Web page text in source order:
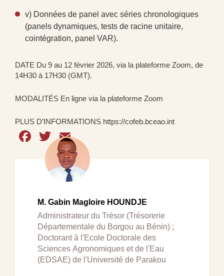
v) Données de panel avec séries chronologiques
(panels dynamiques, tests de racine unitaire,
cointégration, panel VAR).
DATE Du 9 au 12 février 2026, via la plateforme Zoom, de
14H30 à 17H30 (GMT).
MODALITÉS En ligne via la plateforme Zoom
PLUS D’INFORMATIONS https://cofeb.bceao.int
Facebook
Twitter
Email
M. Gabin Magloire HOUNDJE
Administrateur du Trésor (Trésorerie
Départementale du Borgou au Bénin) ;
Doctorant à l'Ecole Doctorale des
Sciences Agronomiques et de l'Eau
(EDSAE) de l'Université de Parakou